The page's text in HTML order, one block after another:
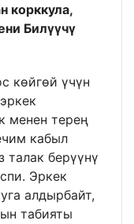
корккула,
Билүүчү
көйгөй үчүн
менен терең
кабыл
берүүнү
Эркек
алдырбайт,
табияты